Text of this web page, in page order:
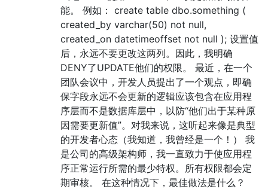
能。 例如： create table dbo.something (
created_by varchar(50) not null,
created_on datetimeoffset not null ); 设置值
后，永远不要更改这两列。因此，我明确
DENY了UPDATE他们的权限。 最近，在一个
团队会议中，开发人员提出了一个观点，即确
保字段永远不会更新的逻辑应该包含在应用程
序层而不是数据库层中，以防“他们出于某种原
因需要更新值”。对我来说，这听起来像是典型
的开发者心态（我知道，我曾经是一个！） 我
是公司的高级架构师，我一直致力于使应用程
序正常运行所需的最少特权。所有权限都会定
期审核。 在这种情况下，最佳做法是什么？